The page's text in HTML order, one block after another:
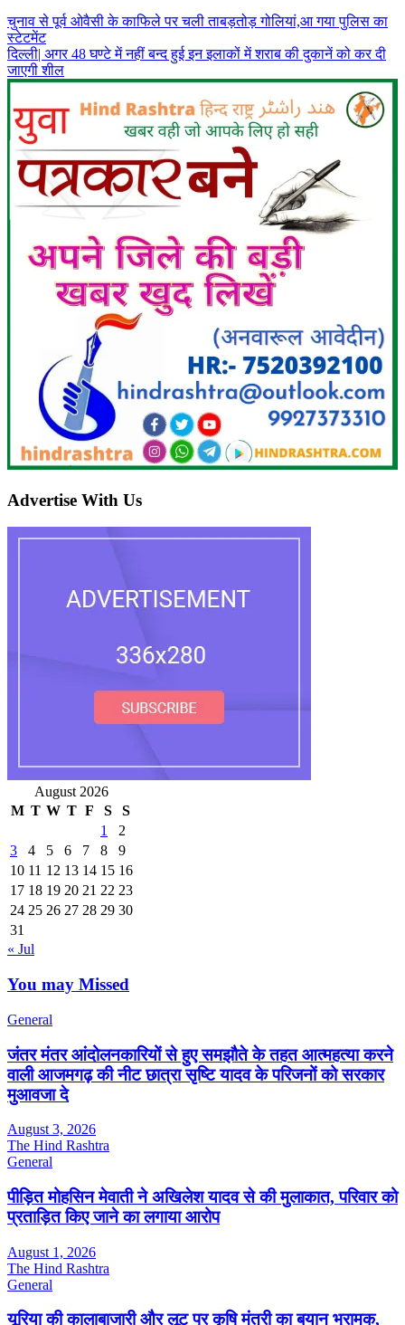
चुनाव से पूर्व ओवैसी के काफिले पर चली ताबड़तोड़ गोलियां,आ गया पुलिस का
स्टेटमेंट
दिल्ली| अगर 48 घण्टे में नहीं बन्द हुई इन इलाकों में शराब की दुकानें को कर दी
जाएगी शील
Advertise With Us
August 2026
M T W T F S
S
1
2
3
4 5 6 7 8
9
10 11 12 13 14 15 16
17 18 19 20 21 22 23
24 25 26 27 28 29 30
31
« Jul
You may Missed
General
जंतर मंतर आंदोलनकारियों से हुए समझौते के तहत आत्महत्या करने
वाली आजमगढ़ की नीट छात्रा सृष्टि यादव के परिजनों को सरकार
मुआवजा दे
August 3, 2026
The Hind Rashtra
General
पीड़ित मोहसिन मेवाती ने अखिलेश यादव से की मुलाकात, परिवार को
प्रताड़ित किए जाने का लगाया आरोप
August 1, 2026
The Hind Rashtra
General
यूरिया की कालाबाजारी और लूट पर कृषि मंत्री का बयान भ्रामक,